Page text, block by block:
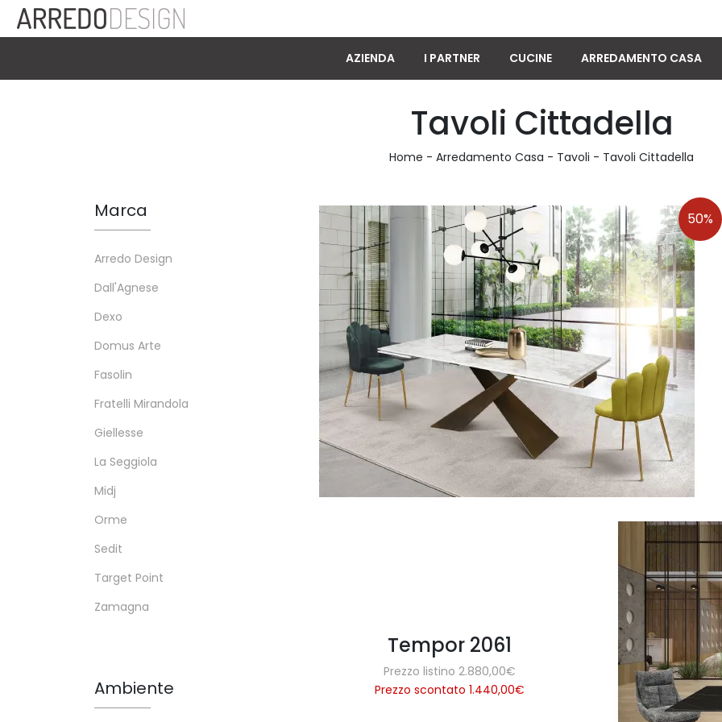
AZIENDA I PARTNER CUCINE ARREDAMENTO CASA
Tavoli Cittadella
Home - Arredamento Casa - Tavoli - Tavoli Cittadella
50%
Tempor 2061
Prezzo listino 2.880,00€
Prezzo scontato 1.440,00€
Marca
Arredo Design
Dall'Agnese
Dexo
Domus Arte
Fasolin
Fratelli Mirandola
Giellesse
La Seggiola
Midj
Orme
Sedit
Target Point
Zamagna
Ambiente